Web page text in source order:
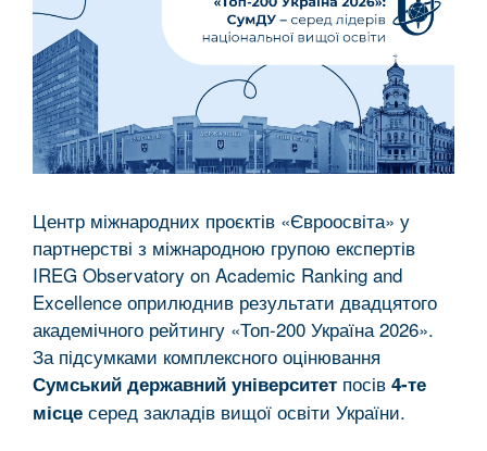
Центр міжнародних проєктів «Євроосвіта» у
партнерстві з міжнародною групою експертів
IREG Observatory on Academic Ranking and
Excellence оприлюднив результати двадцятого
академічного рейтингу «Топ-200 Україна 2026».
За підсумками комплексного оцінювання
Сумський державний університет посів 4-те
місце серед закладів вищої освіти України.